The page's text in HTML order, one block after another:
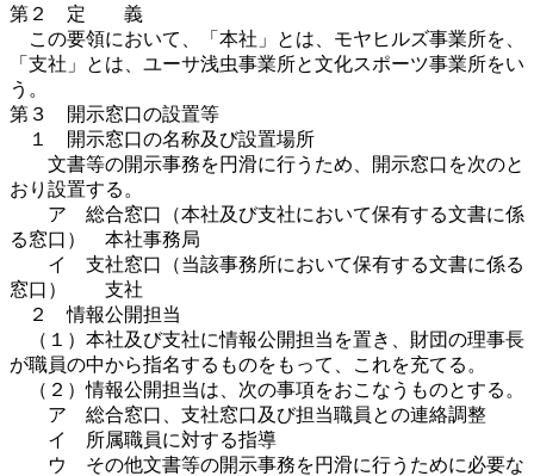
第２ 定 義
この要領において、「本社」とは、モヤヒルズ事業所を、
「支社」とは、ユーサ浅虫事業所と文化スポーツ事業所をい
う。
第３ 開示窓口の設置等
１ 開示窓口の名称及び設置場所
文書等の開示事務を円滑に行うため、開示窓口を次のと
おり設置する。
ア 総合窓口（本社及び支社において保有する文書に係
る窓口） 本社事務局
イ 支社窓口（当該事務所において保有する文書に係る
窓口） 支社
２ 情報公開担当
（１）本社及び支社に情報公開担当を置き、財団の理事長
が職員の中から指名するものをもって、これを充てる。
（２）情報公開担当は、次の事項をおこなうものとする。
ア 総合窓口、支社窓口及び担当職員との連絡調整
イ 所属職員に対する指導
ウ その他文書等の開示事務を円滑に行うために必要な